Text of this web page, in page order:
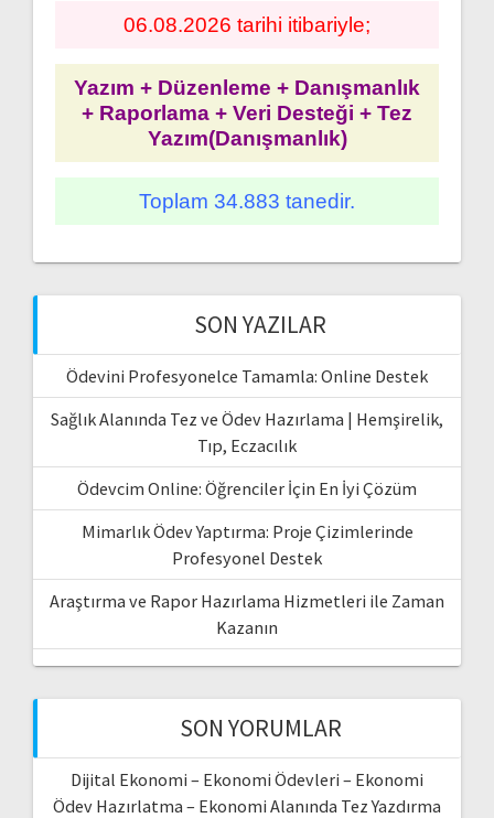
06.08.2026 tarihi itibariyle;
Yazım + Düzenleme + Danışmanlık
+ Raporlama + Veri Desteği + Tez
Yazım(Danışmanlık)
Toplam 34.883 tanedir.
SON YAZILAR
Ödevini Profesyonelce Tamamla: Online Destek
Sağlık Alanında Tez ve Ödev Hazırlama | Hemşirelik,
Tıp, Eczacılık
Ödevcim Online: Öğrenciler İçin En İyi Çözüm
Mimarlık Ödev Yaptırma: Proje Çizimlerinde
Profesyonel Destek
Araştırma ve Rapor Hazırlama Hizmetleri ile Zaman
Kazanın
SON YORUMLAR
Dijital Ekonomi – Ekonomi Ödevleri – Ekonomi
Ödev Hazırlatma – Ekonomi Alanında Tez Yazdırma